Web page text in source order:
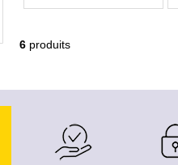
6 produits